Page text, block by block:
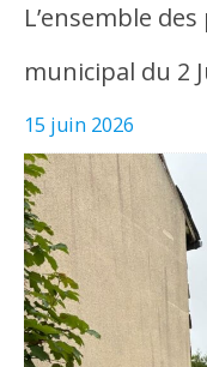
L’ensemble
municipal du 2
15 juin 2026